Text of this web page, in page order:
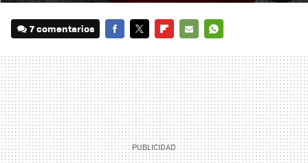
7 comentarios
MAIL